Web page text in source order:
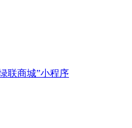
联商城”小程序